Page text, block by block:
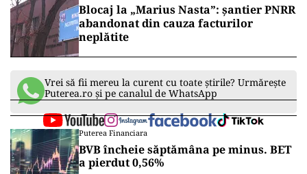
Blocaj la „Marius Nasta”: șantier PNRR
abandonat din cauza facturilor
neplătite
Vrei să fii mereu la curent cu toate știrile? Urmărește
Puterea.ro și pe canalul de WhatsApp
Puterea Financiara
BVB încheie săptămâna pe minus. BET
a pierdut 0,56%